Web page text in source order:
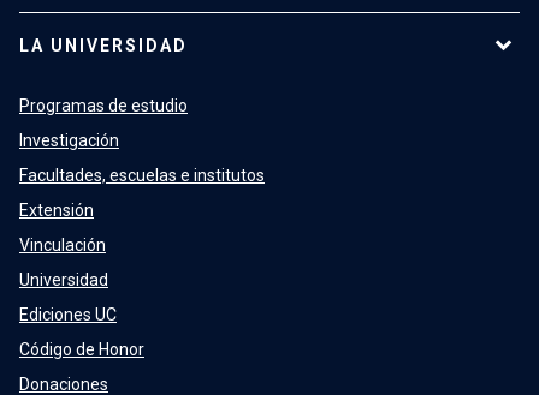
LA UNIVERSIDAD
Programas de estudio
Investigación
Facultades, escuelas e institutos
Extensión
Vinculación
Universidad
Ediciones UC
Código de Honor
Donaciones